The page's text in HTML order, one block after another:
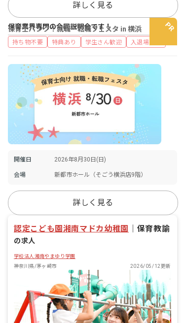
詳しく見る
保育士バンク！就職・転職フェスタ in 横浜
保育業界専門の合同説明会です！
持ち物不要 特典あり 学生さん歓迎 入退場自由
開催日 2026年8月30日(日)
会場 新都市ホール（そごう横浜店9階）
詳しく見る
認定こども園湘南マドカ幼稚園 保育教諭
の求人
学校法人湘南やまゆり学園
神奈川県/茅ヶ崎市
2026/05/12更新